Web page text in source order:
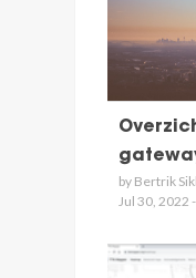
by Bertrik
Jul 30, 2022